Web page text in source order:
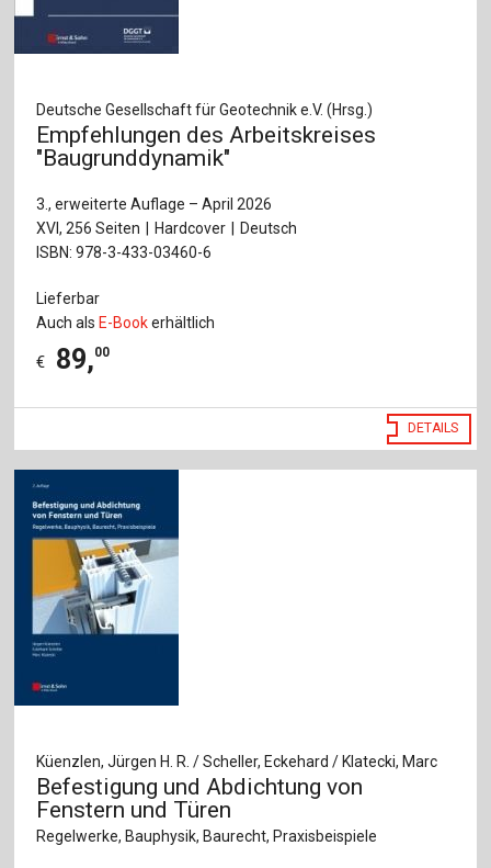
Deutsche Gesellschaft für Geotechnik e.V. (Hrsg.)
Empfehlungen des Arbeitskreises
"Baugrunddynamik"
3., erweiterte Auflage – April 2026
XVI, 256 Seiten
Hardcover
Deutsch
ISBN: 978-3-433-03460-6
Lieferbar
Auch alsE-Bookerhältlich
€ 89,00
DETAILS
Küenzlen, Jürgen H. R. / Scheller, Eckehard / Klatecki, Marc
Befestigung und Abdichtung von
Fenstern und Türen
Regelwerke, Bauphysik, Baurecht, Praxisbeispiele